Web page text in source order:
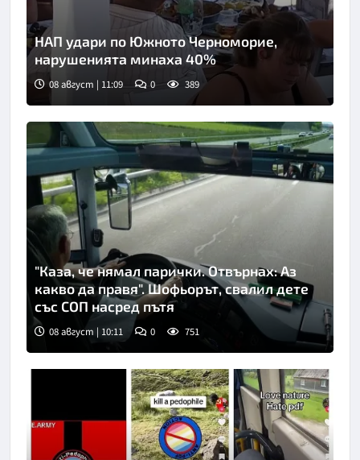
Снимка: Нова телевизия
НАП удари по Южното Черноморие,
нарушенията минаха 40%
08 август | 11:09 0 389
"Каза, че нямал парички. Отвърнах: Аз
какво да правя". Шофьорът, свалил дете
със СОП насред пътя
08 август | 10:11 0 751